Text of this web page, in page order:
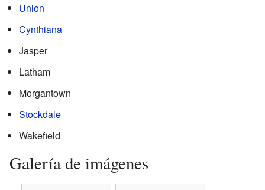
Union
Cynthiana
Jasper
Latham
Morgantown
Stockdale
Wakefield
Galería de imágenes